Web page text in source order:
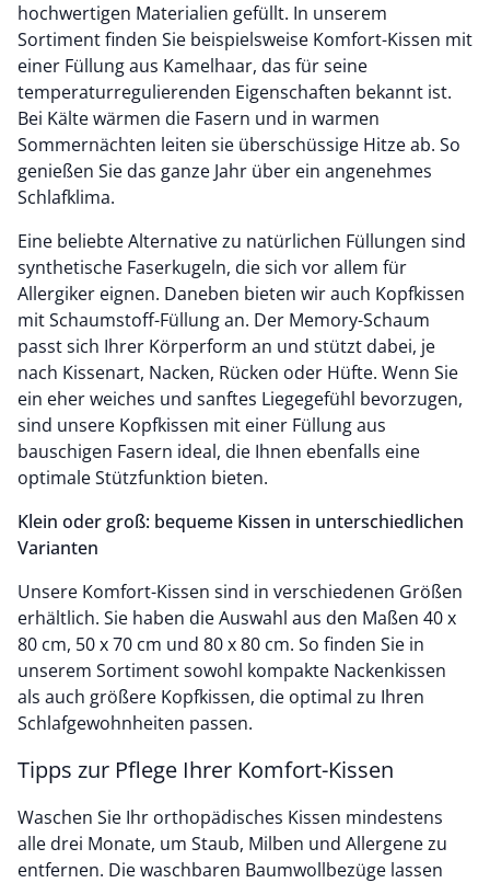
hochwertigen Materialien gefüllt. In unserem
Sortiment finden Sie beispielsweise Komfort-Kissen mit
einer Füllung aus Kamelhaar, das für seine
temperaturregulierenden Eigenschaften bekannt ist.
Bei Kälte wärmen die Fasern und in warmen
Sommernächten leiten sie überschüssige Hitze ab. So
genießen Sie das ganze Jahr über ein angenehmes
Schlafklima.
Eine beliebte Alternative zu natürlichen Füllungen sind
synthetische Faserkugeln, die sich vor allem für
Allergiker eignen. Daneben bieten wir auch Kopfkissen
mit Schaumstoff-Füllung an. Der Memory-Schaum
passt sich Ihrer Körperform an und stützt dabei, je
nach Kissenart, Nacken, Rücken oder Hüfte. Wenn Sie
ein eher weiches und sanftes Liegegefühl bevorzugen,
sind unsere Kopfkissen mit einer Füllung aus
bauschigen Fasern ideal, die Ihnen ebenfalls eine
optimale Stützfunktion bieten.
Klein oder groß: bequeme Kissen in unterschiedlichen
Varianten
Unsere Komfort-Kissen sind in verschiedenen Größen
erhältlich. Sie haben die Auswahl aus den Maßen 40 x
80 cm, 50 x 70 cm und 80 x 80 cm. So finden Sie in
unserem Sortiment sowohl kompakte Nackenkissen
als auch größere Kopfkissen, die optimal zu Ihren
Schlafgewohnheiten passen.
Tipps zur Pflege Ihrer Komfort-Kissen
Waschen Sie Ihr orthopädisches Kissen mindestens
alle drei Monate, um Staub, Milben und Allergene zu
entfernen. Die waschbaren Baumwollbezüge lassen